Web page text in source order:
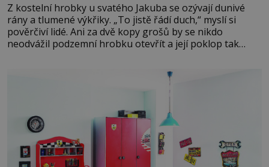
Z kostelní hrobky u svatého Jakuba se ozývají dunivé
rány a tlumené výkřiky. „To jistě řádí duch,“ myslí si
pověrčiví lidé. Ani za dvě kopy grošů by se nikdo
neodvážil podzemní hrobku otevřít a její poklop tak